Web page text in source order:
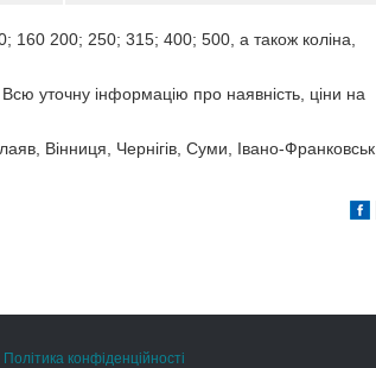
160 200; 250; 315; 400; 500, а також коліна,
уточну інформацію про наявність, ціни на
Вінниця, Чернігів, Суми, Івано-Франковськ,
Політика конфіденційності